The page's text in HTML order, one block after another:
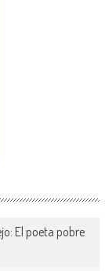
El poeta pobre